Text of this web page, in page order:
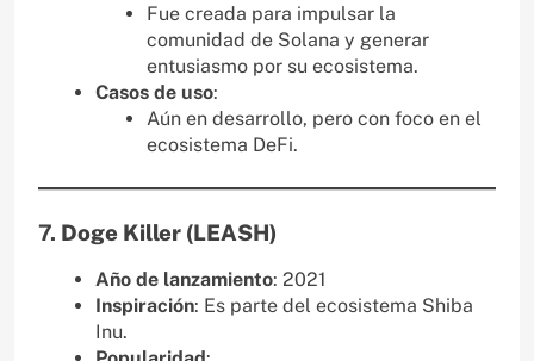
Fue creada para impulsar la
comunidad de Solana y generar
entusiasmo por su ecosistema.
Casos de uso:
Aún en desarrollo, pero con foco en el
ecosistema DeFi.
7. Doge Killer (LEASH)
Año de lanzamiento: 2021
Inspiración: Es parte del ecosistema Shiba
Inu.